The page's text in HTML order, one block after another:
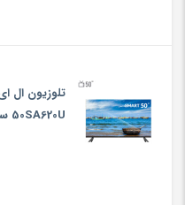
50SA620U سایز 50 اینچ